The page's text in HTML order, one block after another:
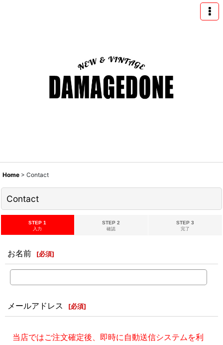
Home > Contact
Contact
STEP 1
入力
STEP 2
確認
STEP 3
完了
お名前 [必須]
メールアドレス [必須]
当店ではご注文確定後、即時に自動送信システムを利